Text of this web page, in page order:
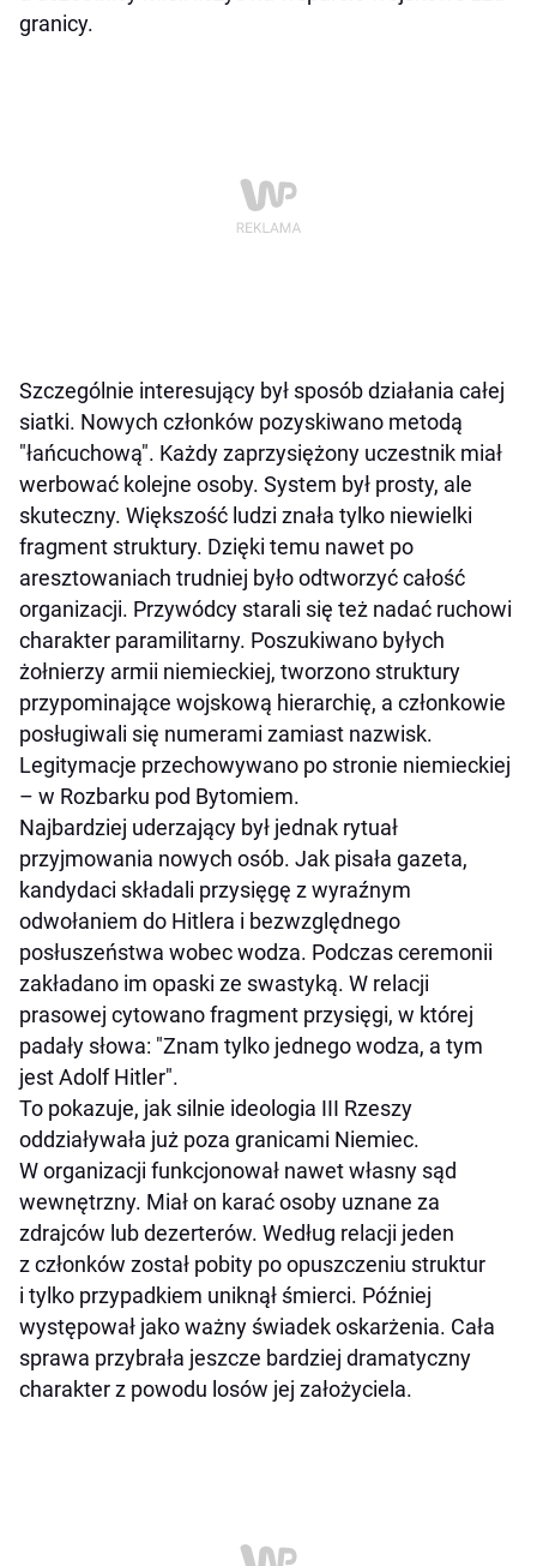
granicy.
Szczególnie interesujący był sposób działania całej
siatki. Nowych członków pozyskiwano metodą
"łańcuchową". Każdy zaprzysiężony uczestnik miał
werbować kolejne osoby. System był prosty, ale
skuteczny. Większość ludzi znała tylko niewielki
fragment struktury. Dzięki temu nawet po
aresztowaniach trudniej było odtworzyć całość
organizacji. Przywódcy starali się też nadać ruchowi
charakter paramilitarny. Poszukiwano byłych
żołnierzy armii niemieckiej, tworzono struktury
przypominające wojskową hierarchię, a członkowie
posługiwali się numerami zamiast nazwisk.
Legitymacje przechowywano po stronie niemieckiej
– w Rozbarku pod Bytomiem.
Najbardziej uderzający był jednak rytuał
przyjmowania nowych osób. Jak pisała gazeta,
kandydaci składali przysięgę z wyraźnym
odwołaniem do Hitlera i bezwzględnego
posłuszeństwa wobec wodza. Podczas ceremonii
zakładano im opaski ze swastyką. W relacji
prasowej cytowano fragment przysięgi, w której
padały słowa: "Znam tylko jednego wodza, a tym
jest Adolf Hitler".
To pokazuje, jak silnie ideologia III Rzeszy
oddziaływała już poza granicami Niemiec.
W organizacji funkcjonował nawet własny sąd
wewnętrzny. Miał on karać osoby uznane za
zdrajców lub dezerterów. Według relacji jeden
z członków został pobity po opuszczeniu struktur
i tylko przypadkiem uniknął śmierci. Później
występował jako ważny świadek oskarżenia. Cała
sprawa przybrała jeszcze bardziej dramatyczny
charakter z powodu losów jej założyciela.